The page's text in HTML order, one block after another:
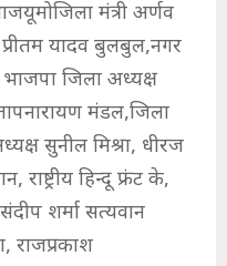
मंत्री अर्णव
यादव बुलबुल,नगर
जिला अध्यक्ष
मंडल,जिला
सुनील मिश्रा, धीरज
राष्ट्रीय हिन्दू फ्रंट के,
शर्मा सत्यवान
राजप्रकाश